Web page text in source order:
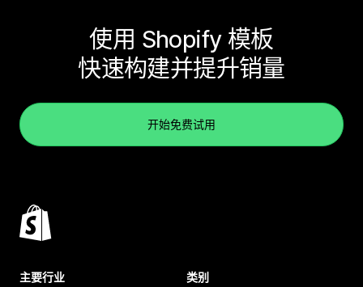
使用 Shopify 模板
快速构建并提升销量
开始免费试用
主要行业 类别